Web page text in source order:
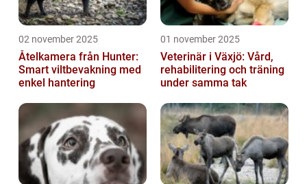
02 november 2025
Åtelkamera från Hunter:
Smart viltbevakning med
enkel hantering
01 november 2025
Veterinär i Växjö: Vård,
rehabilitering och träning
under samma tak